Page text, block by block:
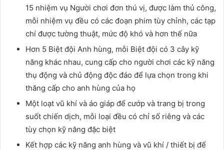
15 nhiệm vụ Người chơi đơn thú vị, được làm thủ công,
mỗi nhiệm vụ đều có các đoạn phim tùy chỉnh, các tạp
chí được tường thuật, mức độ khó và hơn thế nữa
Hơn 5 Biệt đội Anh hùng, mỗi Biệt đội có 3 cây kỹ
năng khác nhau, cung cấp cho người chơi các kỹ năng
thụ động và chủ động độc đáo để lựa chọn trong khi
thăng cấp cho anh hùng của họ
Một loạt vũ khí và áo giáp để cướp và trang bị trong
suốt chiến dịch, mỗi loại đều có chỉ số riêng và các
tùy chọn kỹ năng đặc biệt
Kết hợp các kỹ năng anh hùng và vũ khí / thiết bị để